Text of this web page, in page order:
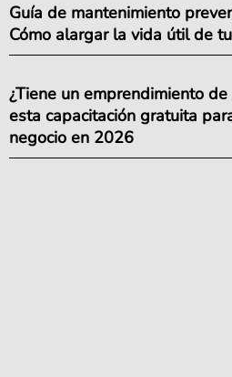
Guía de mantenimiento
Cómo alargar la vida útil de
¿Tiene un emprendimiento
esta capacitación gratuita
negocio en 2026